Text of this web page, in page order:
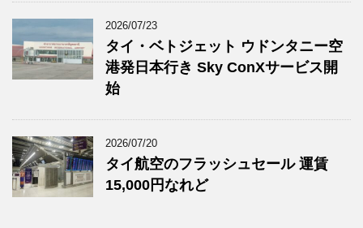
2026/07/23
タイ・ベトジェット ウドンタニー空
港発日本行き Sky ConXサービス開
始
2026/07/20
タイ航空のフラッシュセール 運賃
15,000円なれど